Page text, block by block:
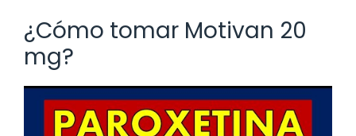
¿Cómo tomar Motivan 20
mg?